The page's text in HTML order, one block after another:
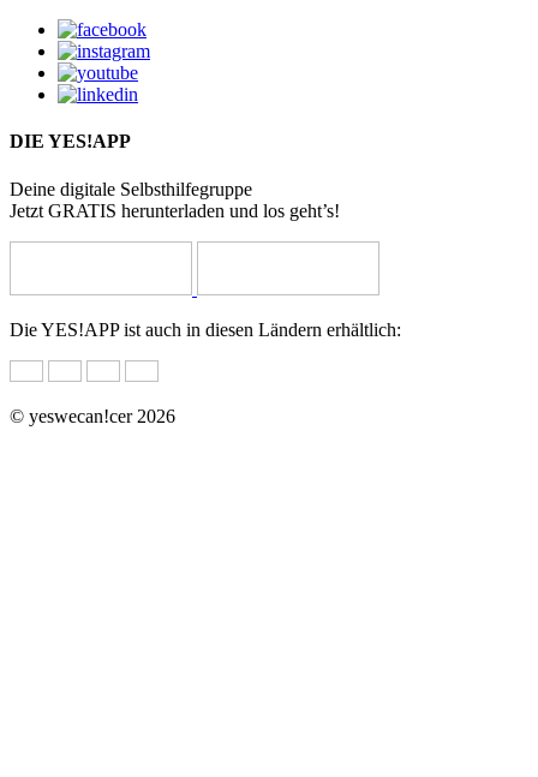
DIE YES!APP
Deine digitale Selbsthilfegruppe
Jetzt GRATIS herunterladen und los geht’s!
Die YES!APP ist auch in diesen Ländern erhältlich:
© yeswecan!cer 2026